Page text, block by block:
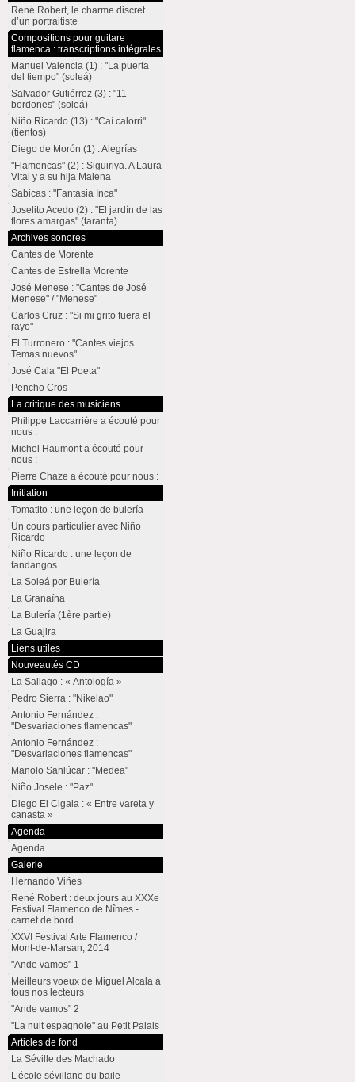
René Robert, le charme discret
d’un portraitiste
Compositions pour guitare
flamenca : transcriptions intégrales
Manuel Valencia (1) : "La puerta
del tiempo" (soleá)
Salvador Gutiérrez (3) : "11
bordones" (soleá)
Niño Ricardo (13) : "Caí calorri"
(tientos)
Diego de Morón (1) : Alegrías
"Flamencas" (2) : Siguiriya. A Laura
Vital y a su hija Malena
Sabicas : "Fantasia Inca"
Joselito Acedo (2) : "El jardín de las
flores amargas" (taranta)
Archives sonores
Cantes de Morente
Cantes de Estrella Morente
José Menese : "Cantes de José
Menese" / "Menese"
Carlos Cruz : "Si mi grito fuera el
rayo"
El Turronero : "Cantes viejos.
Temas nuevos"
José Cala "El Poeta"
Pencho Cros
La critique des musiciens
Philippe Laccarrière a écouté pour
nous :
Michel Haumont a écouté pour
nous :
Pierre Chaze a écouté pour nous :
Initiation
Tomatito : une leçon de bulería
Un cours particulier avec Niño
Ricardo
Niño Ricardo : une leçon de
fandangos
La Soleá por Bulería
La Granaína
La Bulería (1ère partie)
La Guajira
Liens utiles
Nouveautés CD
La Sallago : « Antología »
Pedro Sierra : "Nikelao"
Antonio Fernández :
"Desvariaciones flamencas"
Antonio Fernández :
"Desvariaciones flamencas"
Manolo Sanlúcar : "Medea"
Niño Josele : "Paz"
Diego El Cigala : « Entre vareta y
canasta »
Agenda
Agenda
Galerie
Hernando Viñes
René Robert : deux jours au XXXe
Festival Flamenco de Nîmes -
carnet de bord
XXVI Festival Arte Flamenco /
Mont-de-Marsan, 2014
"Ande vamos" 1
Meilleurs voeux de Miguel Alcala à
tous nos lecteurs
"Ande vamos" 2
"La nuit espagnole" au Petit Palais
Articles de fond
La Séville des Machado
L’école sévillane du baile